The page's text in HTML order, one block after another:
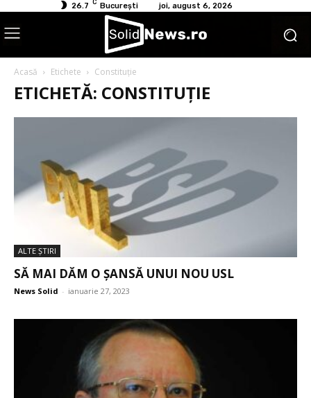
26.7 C București joi, august 6, 2026
Acasă Etichete Constituție
ETICHETĂ: CONSTITUȚIE
ALTE ŞTIRI
SĂ MAI DĂM O ȘANSĂ UNUI NOU USL
News Solid - ianuarie 27, 2023